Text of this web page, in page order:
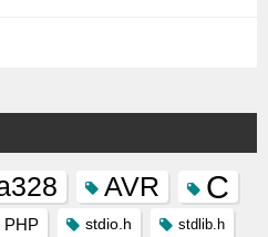
AVR C
PHP stdio.h stdlib.h